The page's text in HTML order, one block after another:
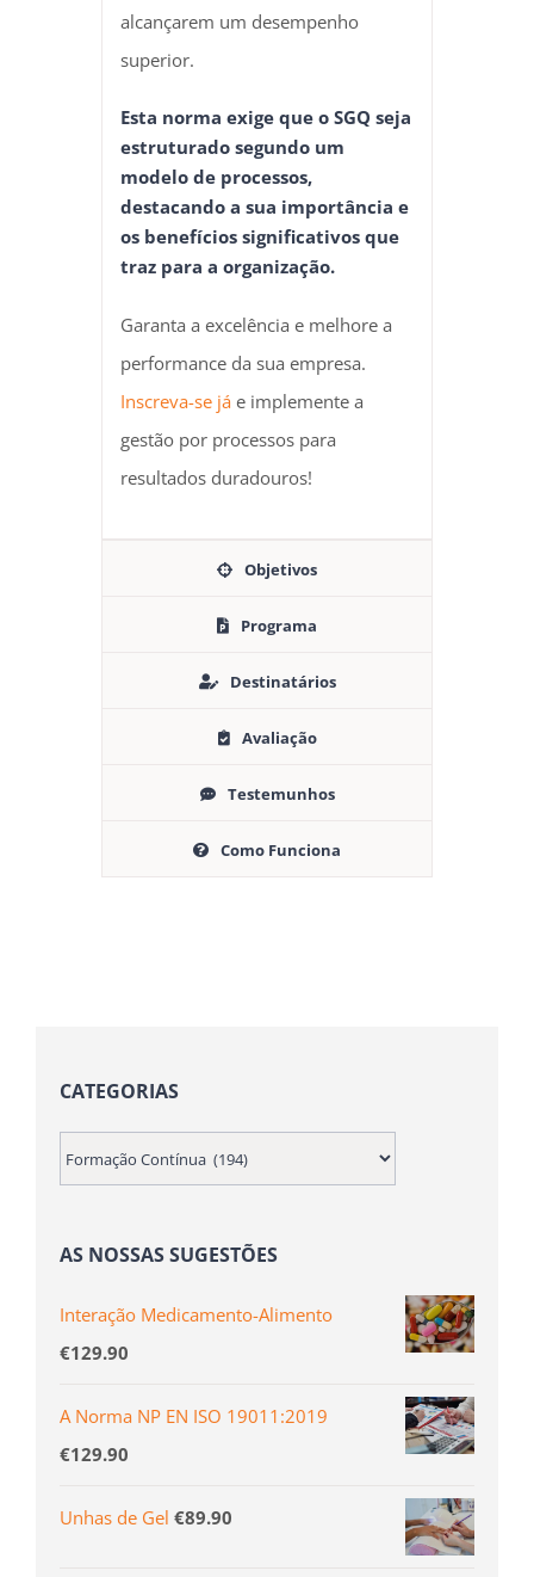
alcançarem um desempenho
superior.
Esta norma exige que o SGQ seja
estruturado segundo um
modelo de processos,
destacando a sua importância e
os benefícios significativos que
traz para a organização.
Garanta a excelência e melhore a
performance da sua empresa.
Inscreva-se jáe implemente a
gestão por processos para
resultados duradouros!
Objetivos
Programa
Destinatários
Avaliação
Testemunhos
Como Funciona
CATEGORIAS
AS NOSSAS SUGESTÕES
Interação Medicamento-Alimento
€129.90
A Norma NP EN ISO 19011:2019
€129.90
Unhas de Gel €89.90